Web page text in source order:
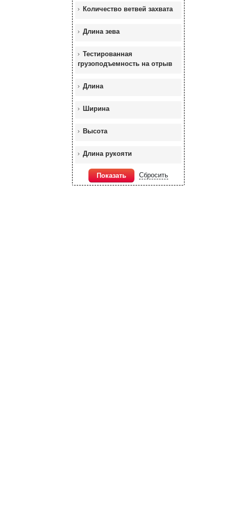
Количество ветвей захвата
Длина зева
Тестированная
грузоподъемность на отрыв
Длина
Ширина
Высота
Длина рукояти
Показать Сбросить